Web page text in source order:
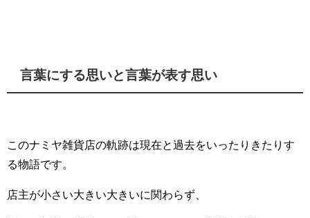
言葉にする思いと言葉が表す思い
このナミヤ雑貨店の軌跡は現在と過去をいったりきたりす
る物語です。
店主が小さい大きい大きいに関わらず、